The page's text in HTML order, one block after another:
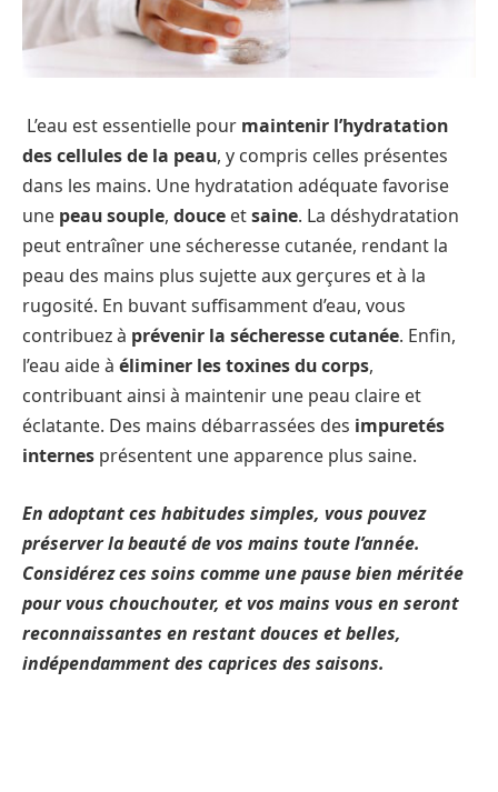
L’eau est essentielle pour maintenir l’hydratation
des cellules de la peau, y compris celles présentes
dans les mains. Une hydratation adéquate favorise
une peau souple, douce etsaine. La déshydratation
peut entraîner une sécheresse cutanée, rendant la
peau des mains plus sujette aux gerçures et à la
rugosité. En buvant suffisamment d’eau, vous
contribuez à prévenir la sécheresse cutanée. Enfin,
l’eau aide à éliminer les toxines du corps,
contribuant ainsi à maintenir une peau claire et
éclatante. Des mains débarrassées des impuretés
internes présentent une apparence plus saine.
En adoptant ces habitudes simples, vous pouvez
préserver la beauté de vos mains toute l’année.
Considérez ces soins comme une pause bien méritée
pour vous chouchouter, et vos mains vous en seront
reconnaissantes en restant douces et belles,
indépendamment des caprices des saisons.